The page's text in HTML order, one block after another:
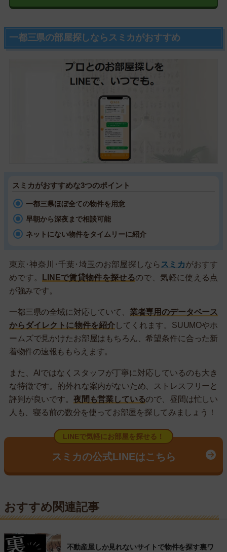
一都三県の部屋探しならスミカがおすすめ
スミカがおすすめな3つのポイント
一都三県ほぼ全ての物件を用意
早朝から深夜まで相談可能
ネットにない物件をタイムリーに紹介
東京･神奈川･千葉･埼玉のお部屋探しならスミカがおすす
めです。
LINEで賃貸物件を探せるので、気軽に使える点
が強みです。
一都三県の全域に対応していて、 業者専用のデータベース
からダイレクトに物件を紹介してくれます。SUUMOやホ
ームズで見かけたお部屋はもちろん、希望条件に合った新
着物件の速報ももらえます。
また、AIではなくスタッフが丁寧に対応しているのも大き
な特徴です。的外れな案内がないため、ストレスフリーと
評判が良いです。 夜間も営業しているので、昼間は忙しい
人も、寝る前の数分を使ってお部屋を探してみましょう！
LINEで気軽にお部屋を探せる！
スミカの公式LINEはこちら
おすすめ関連記事
不動産屋しか見れないサイトで物件を探す裏ワ